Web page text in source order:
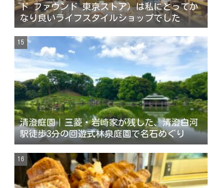
ド ファウンド 東京ストア ）は私にとってか
なり良いライフスタイルショップでした
清澄庭園｜三菱・岩崎家が残した、清澄白河
駅徒歩3分の回遊式林泉庭園で名石めぐり